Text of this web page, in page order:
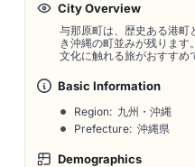
City Overview
与那原町は、歴史ある港町
き沖縄の町並みが残りま
文化に触れる旅がおすすめ
Basic Information
Region: 九州・沖縄
Prefecture: 沖縄県
Demographics